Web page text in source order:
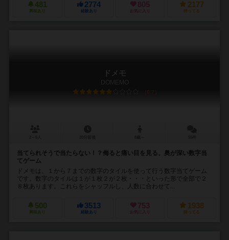
481
興味あり
2774
経験あり
805
お気に入り
2177
持ってる
ドメモ
DOMEMO
6.7
当てられそうで当たらない！？侮ると痛い目を見る、奥が深い数字当
てゲーム
ドメモは、１から７までの数字のタイルを使って行う数字当てゲーム
です。数字のタイルは１が１枚２が２枚・・・といった形で全部で２
８枚あります。これらをシャッフルし、人数に合わせて...
500
興味あり
3513
経験あり
753
お気に入り
1938
持ってる